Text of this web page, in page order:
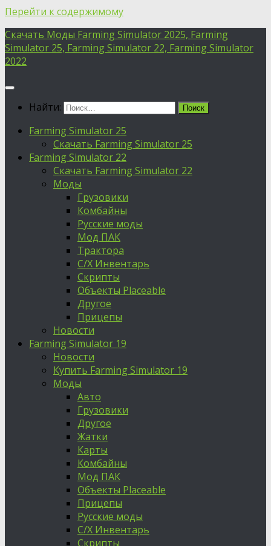
Перейти к содержимому
Скачать Моды Farming Simulator 2025, Farming
Simulator 25, Farming Simulator 22, Farming Simulator
2022
Найти:
Farming Simulator 25
Скачать Farming Simulator 25
Farming Simulator 22
Скачать Farming Simulator 22
Моды
Грузовики
Комбайны
Русские моды
Мод ПАК
Трактора
С/Х Инвентарь
Скрипты
Объекты Placeable
Другое
Прицепы
Новости
Farming Simulator 19
Новости
Купить Farming Simulator 19
Моды
Авто
Грузовики
Другое
Жатки
Карты
Комбайны
Мод ПАК
Объекты Placeable
Прицепы
Русские моды
С/Х Инвентарь
Скрипты